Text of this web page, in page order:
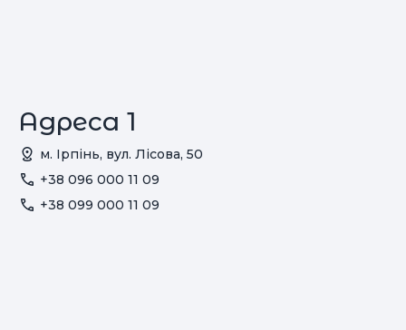
Адреса 1
м. Ірпінь, вул. Лісова, 50
+38 096 000 11 09
+38 099 000 11 09